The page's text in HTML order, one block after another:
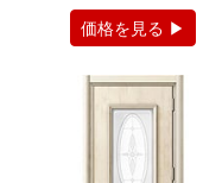
価格を見る ▶